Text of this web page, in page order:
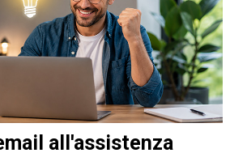
all'assistenza